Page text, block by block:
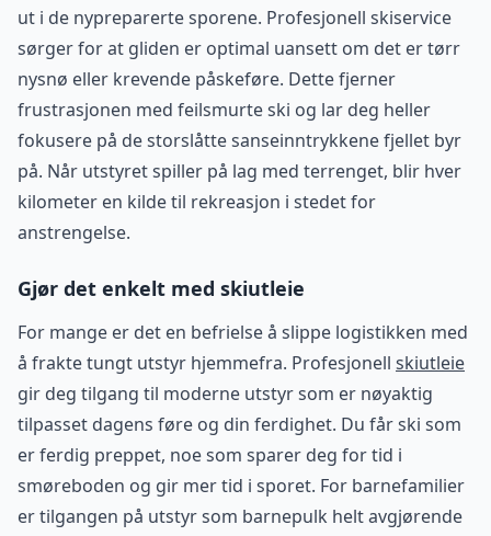
ut i de nypreparerte sporene. Profesjonell skiservice
sørger for at gliden er optimal uansett om det er tørr
nysnø eller krevende påskeføre. Dette fjerner
frustrasjonen med feilsmurte ski og lar deg heller
fokusere på de storslåtte sanseinntrykkene fjellet byr
på. Når utstyret spiller på lag med terrenget, blir hver
kilometer en kilde til rekreasjon i stedet for
anstrengelse.
Gjør det enkelt med skiutleie
For mange er det en befrielse å slippe logistikken med
å frakte tungt utstyr hjemmefra. Profesjonell skiutleie
gir deg tilgang til moderne utstyr som er nøyaktig
tilpasset dagens føre og din ferdighet. Du får ski som
er ferdig preppet, noe som sparer deg for tid i
smøreboden og gir mer tid i sporet. For barnefamilier
er tilgangen på utstyr som barnepulk helt avgjørende